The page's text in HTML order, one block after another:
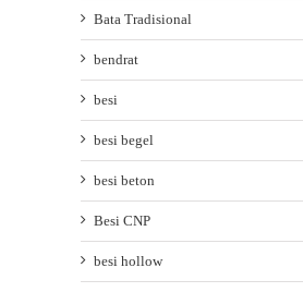
Bata Tradisional
bendrat
besi
besi begel
besi beton
Besi CNP
besi hollow